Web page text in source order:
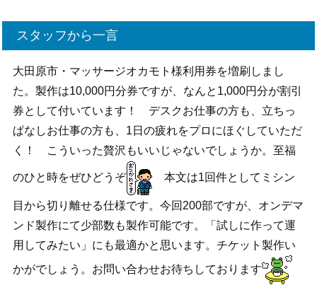
スタッフから一言
大田原市・マッサージオカモト様利用券を増刷しまし
た。製作は10,000円分券ですが、なんと1,000円分が割引
券として付いています！ デスクお仕事の方も、立ちっ
ぱなしお仕事の方も、1日の疲れをプロにほぐしていただ
く！ こういった贅沢もいいじゃないでしょうか。至福
のひと時をぜひどうぞ 本文は1回件としてミシン
目から切り離せる仕様です。今回200部ですが、オンデマ
ンド製作にて少部数も製作可能です。「試しに作って運
用してみたい」にも最適かと思います。チケット製作い
かがでしょう。お問い合わせお待ちしております